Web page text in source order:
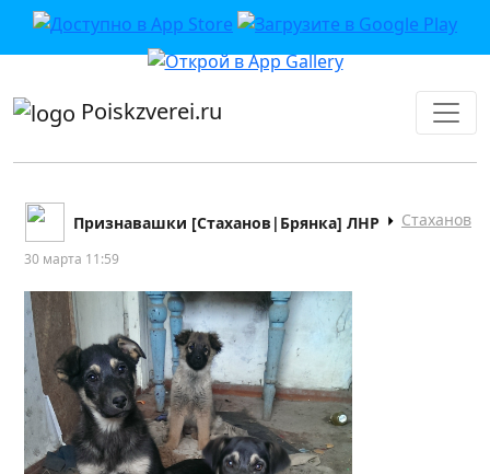
приложении или в VK">
Poiskzverei.ru
Признавашки [Стаханов|Брянка] ЛНР Стаханов
30 марта 11:59